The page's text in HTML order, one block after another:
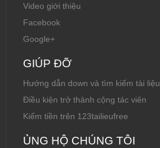
Video giới thiệu
Facebook
Google+
GIÚP ĐỠ
Hướng dẫn down và tìm kiếm tài liệu
Điều kiện trở thành cộng tác viên
Kiếm tiền trên 123tailieufree
ỦNG HỘ CHÚNG TÔI